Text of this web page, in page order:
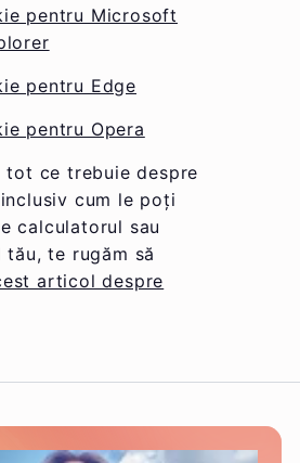
pentru Microsoft
pentru Edge
pentru Opera
tot ce trebuie despre
cum le poți
calculatorul sau
te rugăm să
articol despre